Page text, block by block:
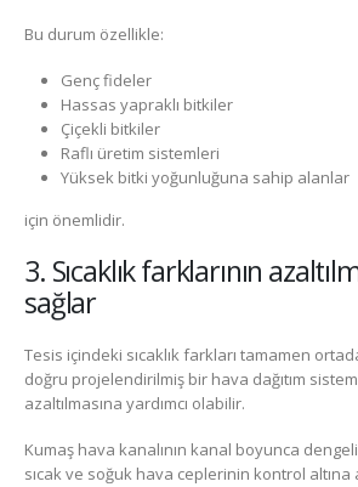
Bu durum özellikle:
Genç fideler
Hassas yapraklı bitkiler
Çiçekli bitkiler
Raflı üretim sistemleri
Yüksek bitki yoğunluğuna sahip alanlar
için önemlidir.
3. Sıcaklık farklarının
sağlar
Tesis içindeki sıcaklık farkları tamamen
doğru projelendirilmiş bir hava dağıtım
azaltılmasına yardımcı olabilir.
Kumaş hava kanalının kanal boyunca dengeli
sıcak ve soğuk hava ceplerinin kontrol altına